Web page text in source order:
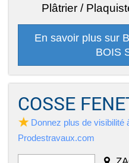
Plâtrier /
En savoir plus sur
BOIS
COSSE
Donnez plus de visibilité
Prodestravaux.com